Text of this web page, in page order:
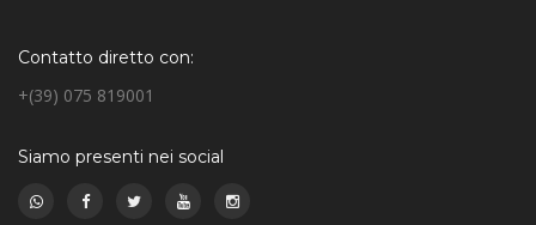
Contatto diretto con:
+(39) 075 819001
Siamo presenti nei social